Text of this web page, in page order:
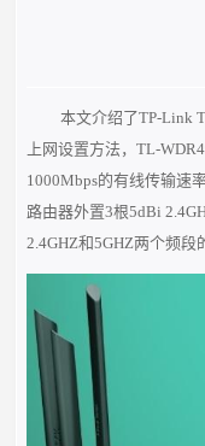
本文介绍了TP-Link
上网设置方法，TL-
1000Mbps的有线传输速
路由器外置3根5dBi
2.4GHZ和5GHZ两个频段